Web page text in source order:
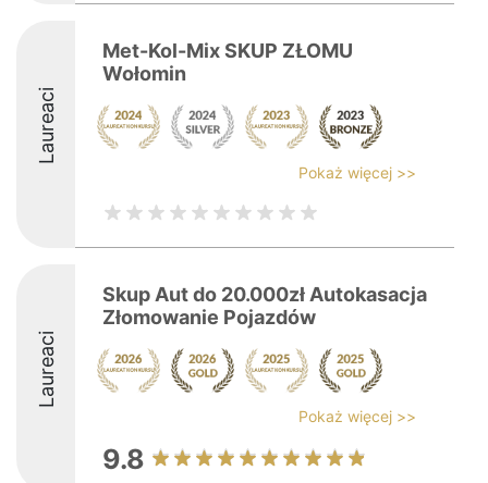
Laureaci
Met-Kol-Mix SKUP ZŁOMU
Wołomin
Pokaż więcej >>
Laureaci
Skup Aut do 20.000zł Autokasacja
Złomowanie Pojazdów
Pokaż więcej >>
9.8